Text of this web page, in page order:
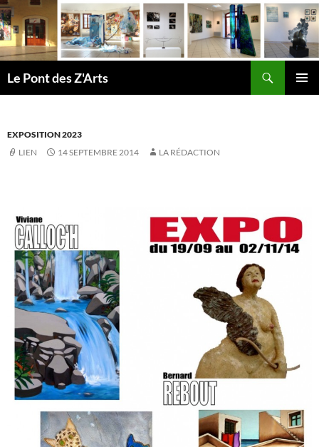
Aller
au
contenu
Le Pont des Z'Arts
EXPOSITION 2023
LIEN
14 SEPTEMBRE 2014 LA RÉDACTION